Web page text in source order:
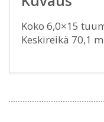
Koko 6,0×15
Keskireikä 70,1